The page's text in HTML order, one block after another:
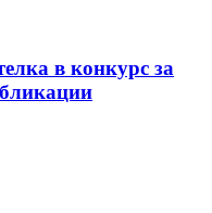
в конкурс за